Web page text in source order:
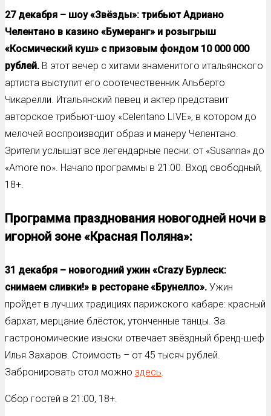
27 декабря – шоу «Звёзды»: трибьют Адриано
Челентано в казино «Бумеранг» и розыгрыш
«Космический куш» с призовым фондом 10 000 000
рублей. В этот вечер с хитами знаменитого итальянского
артиста выступит его соотечественник Альберто
Чикарелли. Итальянский певец и актер представит
авторское трибьют-шоу «Celentano LIVE», в котором до
мелочей воспроизводит образ и манеру Челентано.
Зрители услышат все легендарные песни: от «Susanna» до
«Amore no». Начало программы в 21:00. Вход свободный,
18+.
Программа празднования новогодней ночи в
игорной зоне «Красная Поляна»:
31 декабря – новогодний ужин «CrazyБурлеск:
снимаем сливки!» в ресторане «Брунелло». Ужин
пройдет в лучших традициях парижского кабаре: красный
бархат, мерцание блёсток, утонченные танцы. За
гастрономические изыски отвечает звёздный бренд-шеф
Илья Захаров. Стоимость – от 45 тысяч рублей.
Забронировать стол можно здесь
Сбор гостей в 21:00, 18+.